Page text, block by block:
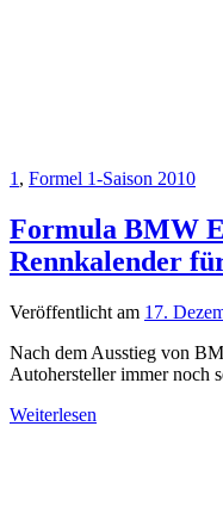
1 , Formel 1-Saison 2010
Formula BMW
Rennkalender
Veröffentlicht am 17.
Nach dem Ausstieg von
Autohersteller immer noch
Weiterlesen